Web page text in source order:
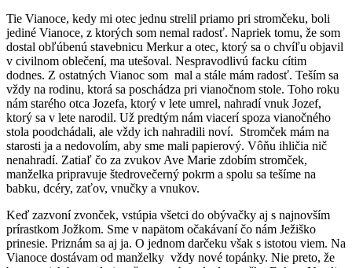
Tie Vianoce, kedy mi otec jednu strelil priamo pri stromčeku, boli
jediné Vianoce, z ktorých som nemal radosť. Napriek tomu, že som
dostal obľúbenú stavebnicu Merkur a otec, ktorý sa o chvíľu objavil
v civilnom oblečení, ma utešoval. Nespravodlivú facku cítim
dodnes. Z ostatných Vianoc som mal a stále mám radosť. Teším sa
vždy na rodinu, ktorá sa poschádza pri vianočnom stole. Toho roku
nám starého otca Jozefa, ktorý v lete umrel, nahradí vnuk Jozef,
ktorý sa v lete narodil. Už predtým nám viacerí spoza vianočného
stola poodchádali, ale vždy ich nahradili noví. Stromček mám na
starosti ja a nedovolím, aby sme mali papierový. Vôňu ihličia nič
nenahradí. Zatiaľ čo za zvukov Ave Marie zdobím stromček,
manželka pripravuje štedrovečerný pokrm a spolu sa tešíme na
babku, dcéry, zaťov, vnučky a vnukov.
Keď zazvoní zvonček, vstúpia všetci do obývačky aj s najnovším
prírastkom Jožkom. Sme v napätom očakávaní čo nám Ježiško
prinesie. Priznám sa aj ja. O jednom darčeku však s istotou viem. Na
Vianoce dostávam od manželky vždy nové topánky. Nie preto, že